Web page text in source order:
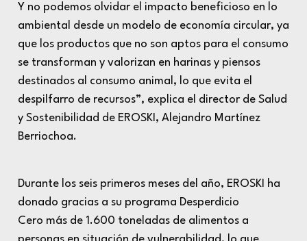
Y no podemos olvidar el impacto beneficioso en lo
ambiental desde un modelo de economía circular, ya
que los productos que no son aptos para el consumo
se transforman y valorizan en harinas y piensos
destinados al consumo animal, lo que evita el
despilfarro de recursos”, explica el director de Salud
y Sostenibilidad de EROSKI, Alejandro Martínez
Berriochoa.
Durante los seis primeros meses del año, EROSKI ha
donado gracias a su programa Desperdicio
Cero más de 1.600 toneladas de alimentos a